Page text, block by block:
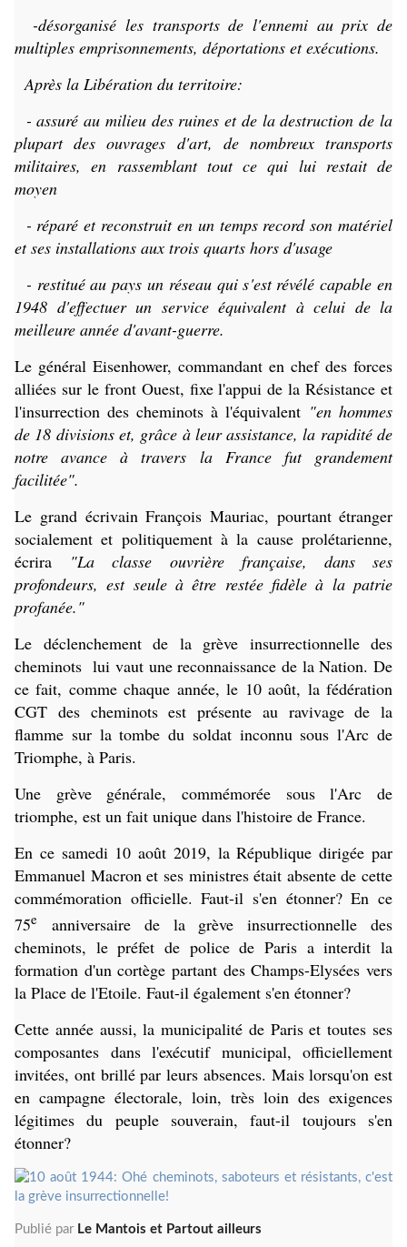
-désorganisé les transports de l'ennemi au prix de
multiples emprisonnements, déportations et exécutions.
Après la Libération du territoire:
- assuré au milieu des ruines et de la destruction de la
plupart des ouvrages d'art, de nombreux transports
militaires, en rassemblant tout ce qui lui restait de
moyen
- réparé et reconstruit en un temps record son matériel
et ses installations aux trois quarts hors d'usage
- restitué au pays un réseau qui s'est révélé capable en
1948 d'effectuer un service équivalent à celui de la
meilleure année d'avant-guerre.
Le général Eisenhower, commandant en chef des forces
alliées sur le front Ouest, fixe l'appui de la Résistance et
l'insurrection des cheminots à l'équivalent "en hommes
de 18 divisions et, grâce à leur assistance, la rapidité de
notre avance à travers la France fut grandement
facilitée".
Le grand écrivain François Mauriac, pourtant étranger
socialement et politiquement à la cause prolétarienne,
écrira
"La classe ouvrière française, dans ses
profondeurs, est seule à être restée fidèle à la patrie
profanée."
Le déclenchement de la grève insurrectionnelle des
cheminots lui vaut une reconnaissance de la Nation. De
ce fait, comme chaque année, le 10 août, la fédération
CGT des cheminots est présente au ravivage de la
flamme sur la tombe du soldat inconnu sous l'Arc de
Triomphe, à Paris.
Une grève générale, commémorée sous l'Arc de
triomphe, est un fait unique dans l'histoire de France.
En ce samedi 10 août 2019, la République dirigée par
Emmanuel Macron et ses ministres était absente de cette
commémoration officielle. Faut-il s'en étonner? En ce
75e
anniversaire de la grève insurrectionnelle des
cheminots, le préfet de police de Paris a interdit la
formation d'un cortège partant des Champs-Elysées vers
la Place de l'Etoile. Faut-il également s'en étonner?
Cette année aussi, la municipalité de Paris et toutes ses
composantes dans l'exécutif municipal, officiellement
invitées, ont brillé par leurs absences. Mais lorsqu'on est
en campagne électorale, loin, très loin des exigences
légitimes du peuple souverain, faut-il toujours s'en
étonner?
Publié par Le Mantois et Partout ailleurs